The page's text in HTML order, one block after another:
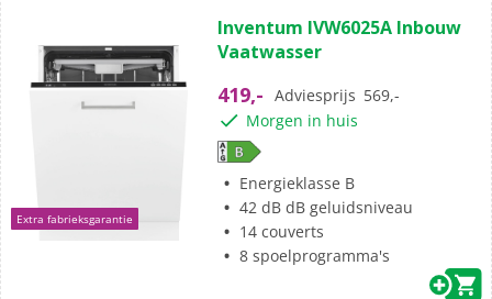
Extra fabrieksgarantie
Inventum IVW6025A Inbouw
Vaatwasser
419,- Adviesprijs 569,-
Morgen in huis
Energieklasse B
42 dB dB geluidsniveau
14 couverts
8 spoelprogramma's